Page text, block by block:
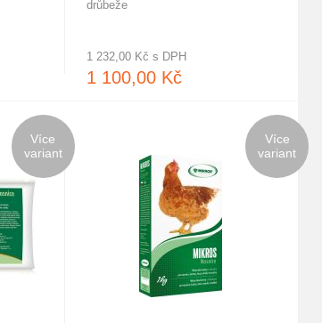
drůbeže
1 232,00 Kč s DPH
1 100,00 Kč
Více
variant
Více
variant